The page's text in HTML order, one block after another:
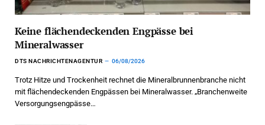
Keine flächendeckenden Engpässe bei
Mineralwasser
DTS NACHRICHTENAGENTUR 06/08/2026
Trotz Hitze und Trockenheit rechnet die Mineralbrunnenbranche nicht
mit flächendeckenden Engpässen bei Mineralwasser. „Branchenweite
Versorgungsengpässe…